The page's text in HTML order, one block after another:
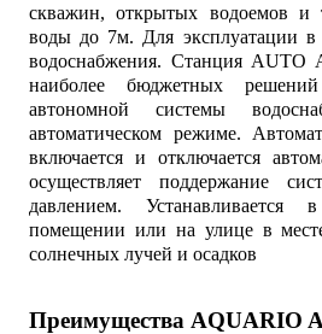
скважин, открытых водоемов и
воды до 7м. Для эксплуатации в
водоснабжения. Станция AUTO
наиболее бюджетных
автономной системы
автоматическом режиме.
включается и отключается
осуществляет поддержание
давлением. Устанавливается
помещении или на улице в
солнечных лучей и осадков
Преимущества AQUARIO